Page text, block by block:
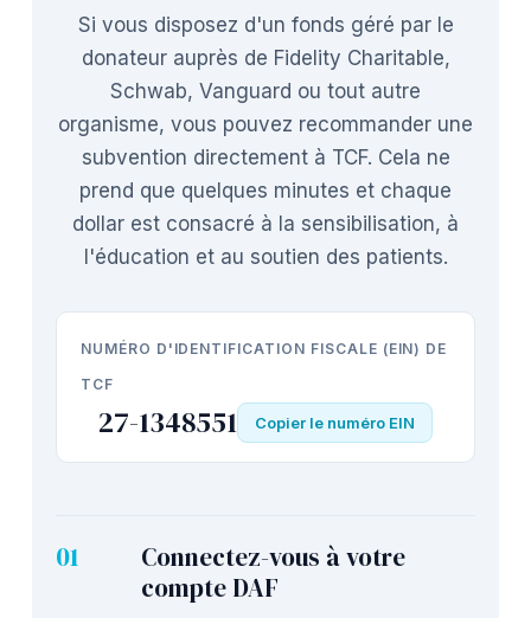
Si vous disposez d'un fonds géré par le
donateur auprès de Fidelity Charitable,
Schwab, Vanguard ou tout autre
organisme, vous pouvez recommander une
subvention directement à TCF. Cela ne
prend que quelques minutes et chaque
dollar est consacré à la sensibilisation, à
l'éducation et au soutien des patients.
NUMÉRO D'IDENTIFICATION FISCALE (EIN) DE
TCF
27-1348551 Copier le numéro EIN
01
Connectez-vous à votre
compte DAF